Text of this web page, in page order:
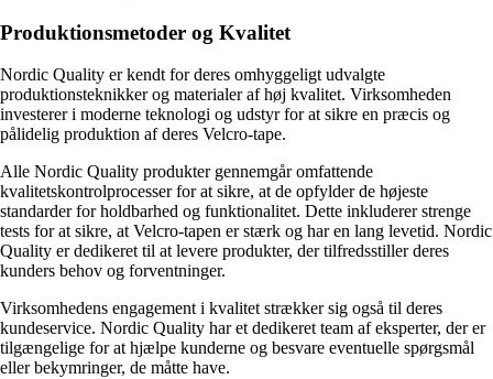
Produktionsmetoder og Kvalitet
Nordic Quality er kendt for deres omhyggeligt udvalgte
produktionsteknikker og materialer af høj kvalitet. Virksomheden
investerer i moderne teknologi og udstyr for at sikre en præcis og
pålidelig produktion af deres Velcro-tape.
Alle Nordic Quality produkter gennemgår omfattende
kvalitetskontrolprocesser for at sikre, at de opfylder de højeste
standarder for holdbarhed og funktionalitet. Dette inkluderer strenge
tests for at sikre, at Velcro-tapen er stærk og har en lang levetid. Nordic
Quality er dedikeret til at levere produkter, der tilfredsstiller deres
kunders behov og forventninger.
Virksomhedens engagement i kvalitet strækker sig også til deres
kundeservice. Nordic Quality har et dedikeret team af eksperter, der er
tilgængelige for at hjælpe kunderne og besvare eventuelle spørgsmål
eller bekymringer, de måtte have.